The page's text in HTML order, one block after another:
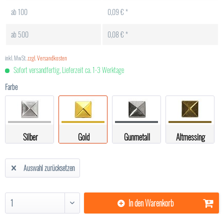
ab100 0,09 € *
ab 500 0,08 € *
inkl. MwSt. zzgl. Versandkosten
Sofort versandfertig, Lieferzeit ca. 1-3 Werktage
Farbe
Silber Gold Gunmetall Altmessing
Auswahl zurücksetzen
In denWarenkorb